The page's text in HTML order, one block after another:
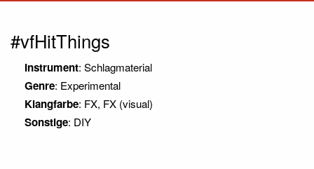
#vfHitThings
Instrument: Schlagmaterial
Genre: Experimental
Klangfarbe: FX, FX (visual)
Sonstige: DIY